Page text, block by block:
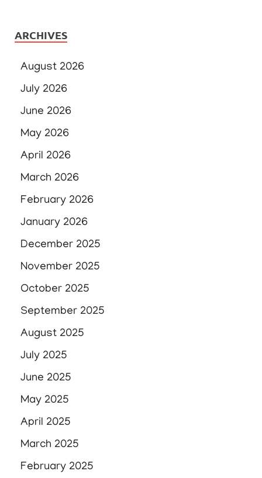
ARCHIVES
August 2026
July 2026
June 2026
May 2026
April 2026
March 2026
February 2026
January 2026
December 2025
November 2025
October 2025
September 2025
August 2025
July 2025
June 2025
May 2025
April 2025
March 2025
February 2025